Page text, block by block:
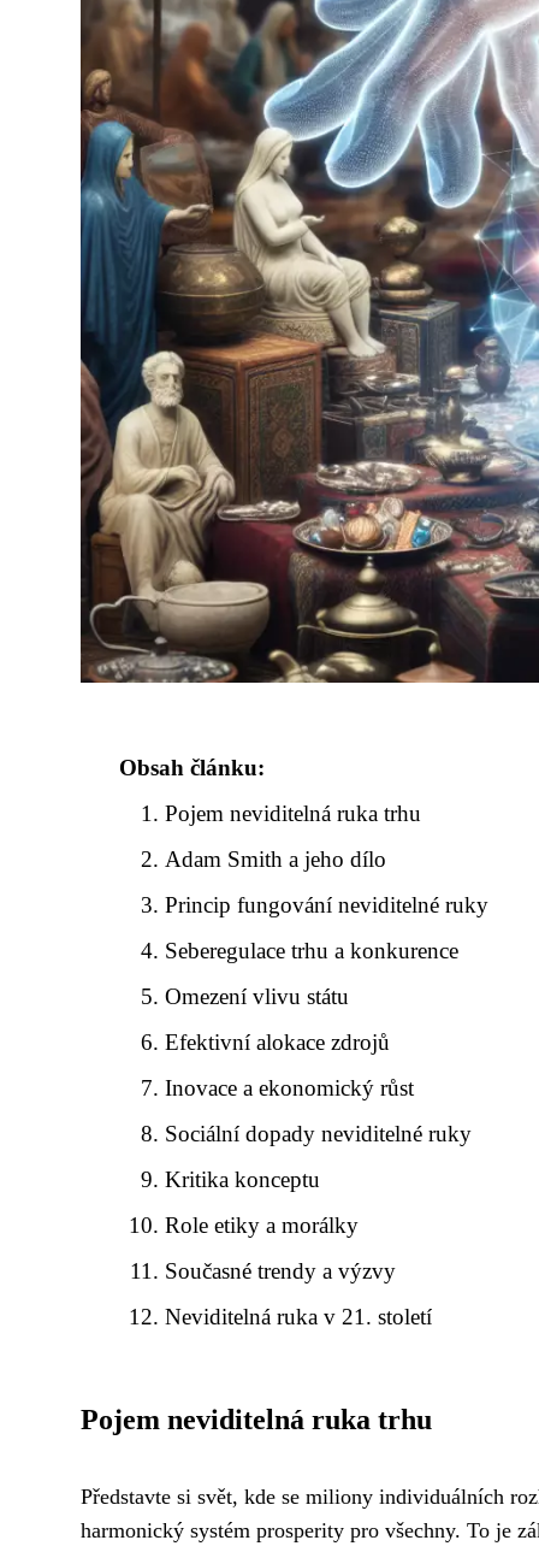
Obsah článku:
Pojem neviditelná ruka trhu
Adam Smith a jeho dílo
Princip fungování neviditelné ruky
Seberegulace trhu a konkurence
Omezení vlivu státu
Efektivní alokace zdrojů
Inovace a ekonomický růst
Sociální dopady neviditelné ruky
Kritika konceptu
Role etiky a morálky
Současné trendy a výzvy
Neviditelná ruka v 21. století
Pojem neviditelná ruka trhu
Představte si svět, kde se miliony individuálních
harmonický systém prosperity pro všechny. To je